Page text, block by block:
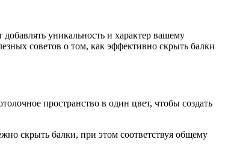
уникальность и характер вашему
советов о том, как эффективно скрыть балки
пространство в один цвет, чтобы создать
скрыть балки, при этом соответствуя общему